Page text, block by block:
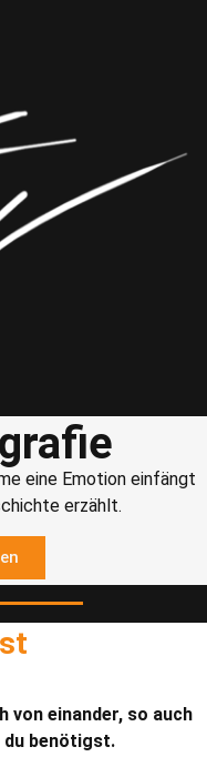
eine Emotion einfängt
erzählt.
von einander, so auch
du benötigst.